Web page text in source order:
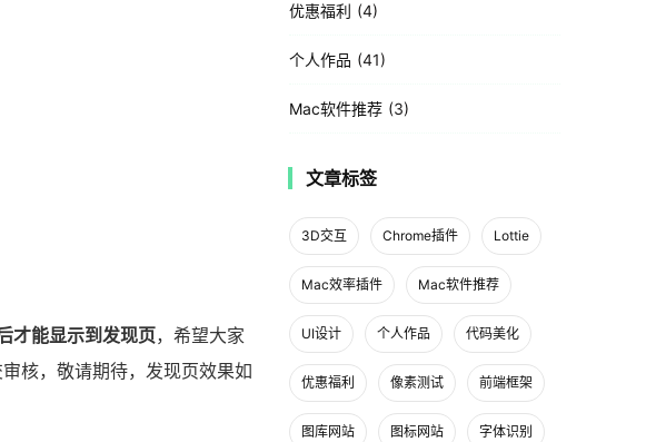
才能显示到发现页，希望大家
核，敬请期待，发现页效果如
优惠福利 4
个人作品 41
Mac软件推荐 3
文章标签
3D交互 Chrome插件 Lottie
Mac效率插件 Mac软件推荐
UI设计 个人作品 代码美化
优惠福利 像素测试 前端框架
图库网站 图标网站 字体识别